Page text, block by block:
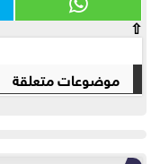
⇧
موضوعات متعلقة